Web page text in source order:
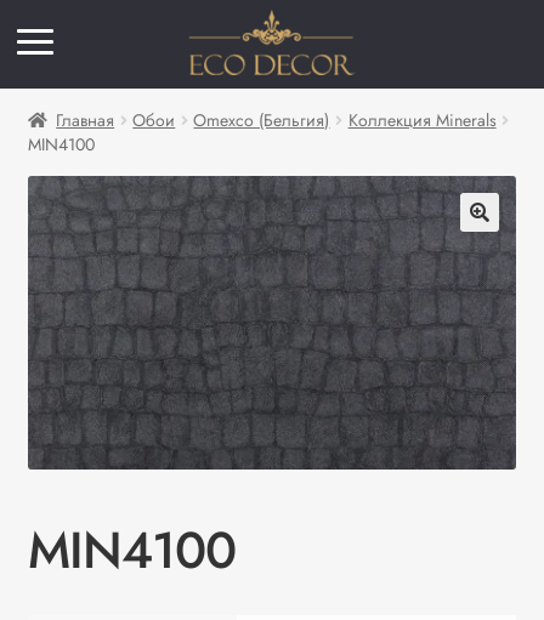
Главная Обои Omexco (Бельгия)
Коллекция Minerals
MIN4100
MIN4100